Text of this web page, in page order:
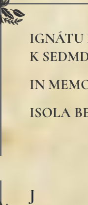
IGNÁTU
K
IN
ISOLA
J